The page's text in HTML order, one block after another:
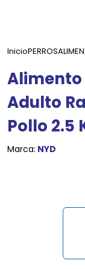
InicioPERROS
Alimento
Adulto
Pollo 2.5
Marca: NYD